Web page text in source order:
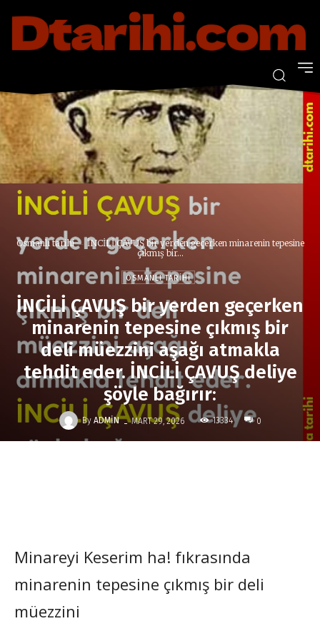
Osmanlı tarihi
İNCİLİ ÇAVUŞ bir yerden geçerken minarenin tepesine
çıkmış bir...
OSMANLI TARIHI
İNCİLİ ÇAVUŞ bir yerden geçerken
minarenin tepesine çıkmış bir
deli müezzini aşağı atmakla
tehdit eder. İNCİLİ ÇAVUŞ deliye
şöyle bağırır:
By ADMIN - MART 29, 2026 13334 0
Minareyi Keserim ha! fıkrasında
minarenin tepesine çıkmış bir deli
müezzini